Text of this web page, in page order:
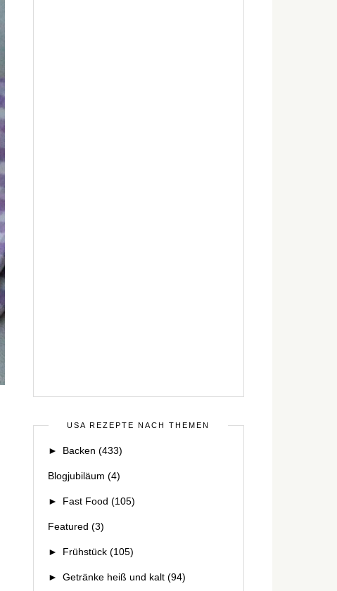
USA REZEPTE NACH THEMEN
► Backen (433)
Blogjubiläum (4)
► Fast Food (105)
Featured (3)
► Frühstück (105)
► Getränke heiß und kalt (94)